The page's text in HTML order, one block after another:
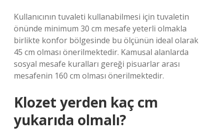
Kullanıcının tuvaleti kullanabilmesi için tuvaletin
önünde minimum 30 cm mesafe yeterli olmakla
birlikte konfor bölgesinde bu ölçünün ideal olarak
45 cm olması önerilmektedir. Kamusal alanlarda
sosyal mesafe kuralları gereği pisuarlar arası
mesafenin 160 cm olması önerilmektedir.
Klozet yerden kaç cm
yukarıda olmalı?